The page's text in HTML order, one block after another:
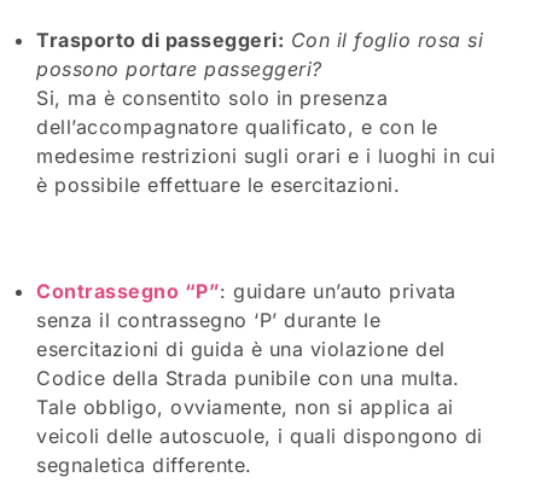
Trasporto di passeggeri: Con il foglio rosa si
possono portare passeggeri?
Si, ma è consentito solo in presenza
dell’accompagnatore qualificato, e con le
medesime restrizioni sugli orari e i luoghi in cui
è possibile effettuare le esercitazioni.
Contrassegno “P”: guidare un’auto privata
senza il contrassegno ‘P’ durante le
esercitazioni di guida è una violazione del
Codice della Strada punibile con una multa.
Tale obbligo, ovviamente, non si applica ai
veicoli delle autoscuole, i quali dispongono di
segnaletica differente.